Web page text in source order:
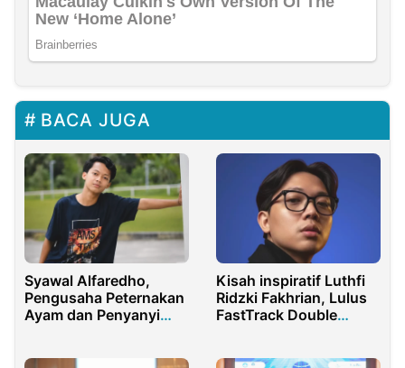
BACA JUGA
Syawal Alfaredho,
Pengusaha Peternakan
Ayam dan Penyanyi
Kisah inspiratif Luthfi
Ridzki Fakhrian, Lulus
FastTrack Double